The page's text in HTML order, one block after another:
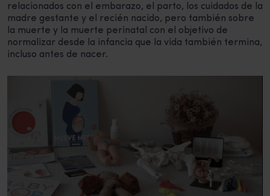
relacionados con el embarazo, el parto, los cuidados de la
madre gestante y el recién nacido, pero también sobre
la muerte y la muerte perinatal con el objetivo de
normalizar desde la infancia que la vida también termina,
incluso antes de nacer.